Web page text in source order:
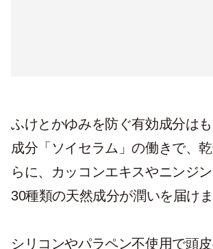
ふけとかゆみを防ぐ有効成分は
成分「ソイセラム」の働きで、
らに、カッコンエキスやニンジン
30種類の天然成分が潤いを届けま
シリコンやパラペン不使用で頭